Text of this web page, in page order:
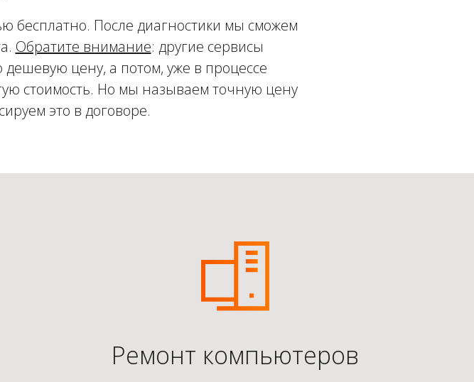
бесплатно. После диагностики мы сможем
Обратите внимание: другие сервисы
цену, а потом, уже в процессе
стоимость. Но мы называем точную цену
это в договоре.
Ремонт компьютеров